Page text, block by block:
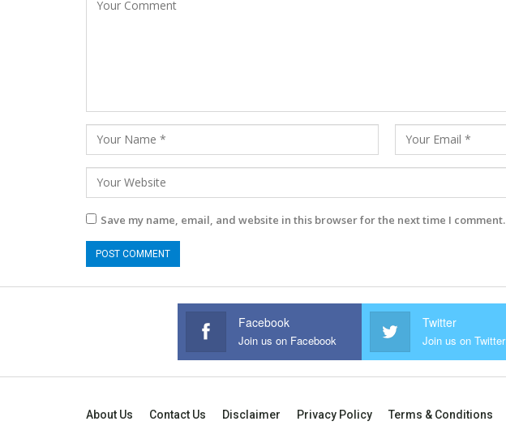
Save my name, email, and website in this browser for the next time I comment.
Facebook
Join us on Facebook
Twitter
Join us on Twitter
About Us Contact Us Disclaimer Privacy Policy Terms & Conditions